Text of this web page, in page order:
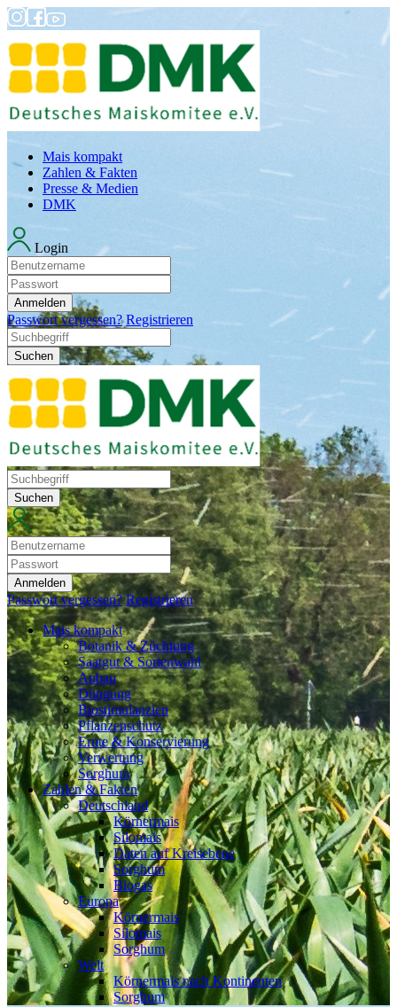
Mais kompakt
Zahlen & Fakten
Presse & Medien
DMK
Login
Anmelden
Passwort vergessen? Registrieren
Suchen
Suchen
Anmelden
Passwort vergessen? Registrieren
Mais kompakt
Botanik & Züchtung
Saatgut & Sortenwahl
Anbau
Düngung
Biostimulanzien
Pflanzenschutz
Ernte & Konservierung
Verwertung
Sorghum
Zahlen & Fakten
Deutschland
Körnermais
Silomais
Daten auf Kreisebene
Sorghum
Biogas
Europa
Körnermais
Silomais
Sorghum
Welt
Körnermais nach Kontinenten
Sorghum